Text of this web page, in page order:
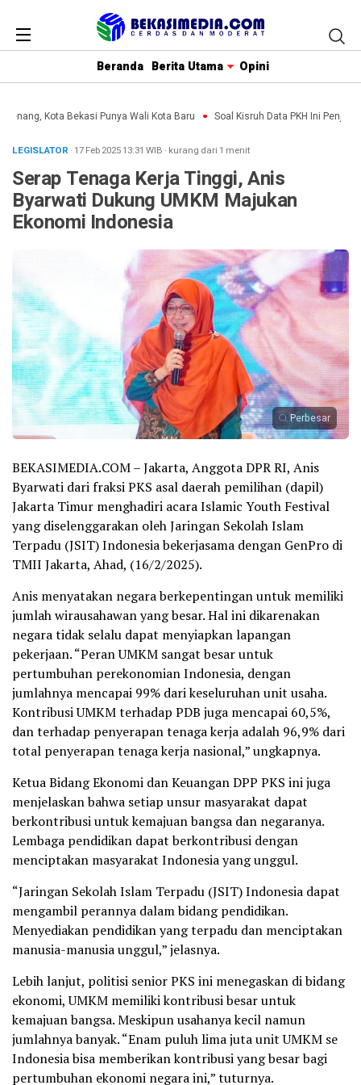
Beranda Berita Utama Opini
Kota Bekasi Punya Wali Kota Baru Soal Kisruh Data PKH Ini
LEGISLATOR · 17 Feb 202513:31 WIB · kurang dari 1 menit
Serap Tenaga Kerja Tinggi, Anis
Byarwati Dukung UMKM Majukan
Ekonomi Indonesia
Perbesar
BEKASIMEDIA.COM – Jakarta, Anggota DPR RI, Anis
Byarwati dari fraksi PKS asal daerah pemilihan (dapil)
Jakarta Timur menghadiri acara Islamic Youth Festival
yang diselenggarakan oleh Jaringan Sekolah Islam
Terpadu (JSIT) Indonesia bekerjasama dengan GenPro di
TMII Jakarta, Ahad, (16/2/2025).
Anis menyatakan negara berkepentingan untuk memiliki
jumlah wirausahawan yang besar. Hal ini dikarenakan
negara tidak selalu dapat menyiapkan lapangan
pekerjaan. “Peran UMKM sangat besar untuk
pertumbuhan perekonomian Indonesia, dengan
jumlahnya mencapai 99% dari keseluruhan unit usaha.
Kontribusi UMKM terhadap PDB juga mencapai 60,5%,
dan terhadap penyerapan tenaga kerja adalah 96,9% dari
total penyerapan tenaga kerja nasional,” ungkapnya.
Ketua Bidang Ekonomi dan Keuangan DPP PKS ini juga
menjelaskan bahwa setiap unsur masyarakat dapat
berkontribusi untuk kemajuan bangsa dan negaranya.
Lembaga pendidikan dapat berkontribusi dengan
menciptakan masyarakat Indonesia yang unggul.
“Jaringan Sekolah Islam Terpadu (JSIT) Indonesia dapat
mengambil perannya dalam bidang pendidikan.
Menyediakan pendidikan yang terpadu dan menciptakan
manusia-manusia unggul,” jelasnya.
Lebih lanjut, politisi senior PKS ini menegaskan di bidang
ekonomi, UMKM memiliki kontribusi besar untuk
kemajuan bangsa. Meskipun usahanya kecil namun
jumlahnya banyak. “Enam puluh lima juta unit UMKM se
Indonesia bisa memberikan kontribusi yang besar bagi
pertumbuhan ekonomi negara ini,” tuturnya.